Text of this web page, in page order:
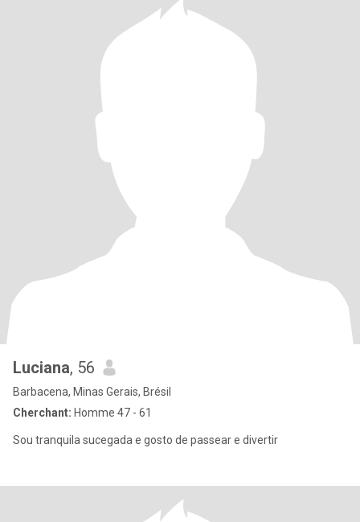
Luciana, 56
Barbacena, Minas Gerais, Brésil
Cherchant: Homme 47 - 61
Sou tranquila sucegada e gosto de passear e divertir